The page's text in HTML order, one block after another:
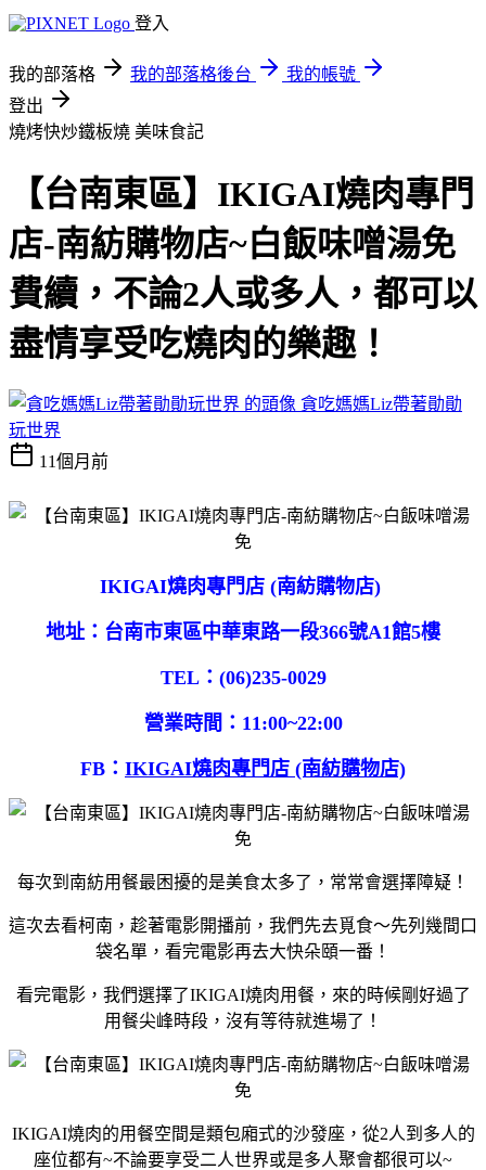
登入
我的部落格 我的部落格後台
我的帳號
登出
燒烤快炒鐵板燒 美味食記
【台南東區】IKIGAI燒肉專門
店-南紡購物店~白飯味噌湯免
費續，不論2人或多人，都可以
盡情享受吃燒肉的樂趣！
貪吃媽媽Liz帶著勛勛
玩世界
11個月前
IKIGAI燒肉專門店 (南紡購物店)
地址：台南市東區中華東路一段366號A1館5樓
TEL：(06)235-0029
營業時間：11:00~22:00
FB： IKIGAI燒肉專門店 (南紡購物店)
每次到南紡用餐最困擾的是美食太多了，常常會選擇障疑！
這次去看柯南，趁著電影開播前，我們先去覓食～先列幾間口
袋名單，看完電影再去大快朵頤一番！
看完電影，我們選擇了IKIGAI燒肉用餐，來的時候剛好過了
用餐尖峰時段，沒有等待就進場了！
IKIGAI燒肉的用餐空間是類包廂式的沙發座，從2人到多人的
座位都有~不論要享受二人世界或是多人聚會都很可以~